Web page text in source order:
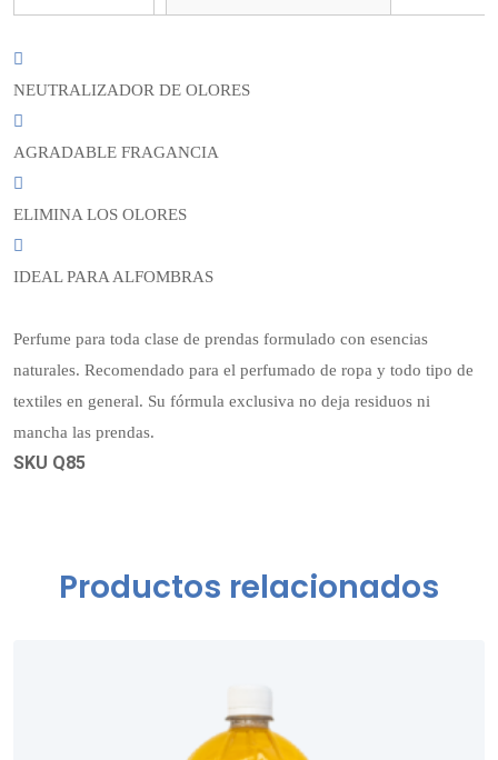
NEUTRALIZADOR DE OLORES
AGRADABLE FRAGANCIA
ELIMINA LOS OLORES
IDEAL PARA ALFOMBRAS
Perfume para toda clase de prendas formulado con esencias
naturales. Recomendado para el perfumado de ropa y todo tipo de
textiles en general. Su fórmula exclusiva no deja residuos ni
mancha las prendas.
SKU Q85
Productos relacionados